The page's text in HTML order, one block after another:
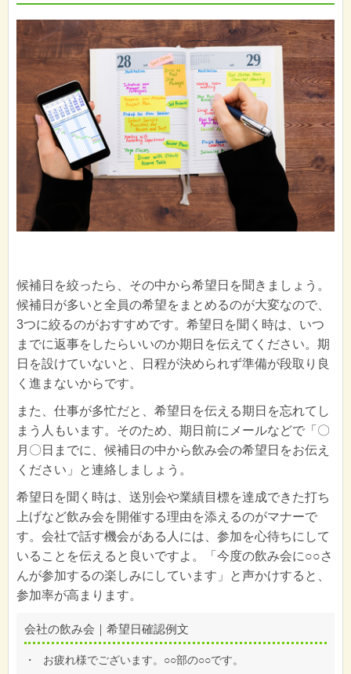
候補日を絞ったら、その中から希望日を聞きましょう。
候補日が多いと全員の希望をまとめるのが大変なので、
3つに絞るのがおすすめです。希望日を聞く時は、いつ
までに返事をしたらいいのか期日を伝えてください。期
日を設けていないと、日程が決められず準備が段取り良
く進まないからです。
また、仕事が多忙だと、希望日を伝える期日を忘れてし
まう人もいます。そのため、期日前にメールなどで「〇
月〇日までに、候補日の中から飲み会の希望日をお伝え
ください」と連絡しましょう。
希望日を聞く時は、送別会や業績目標を達成できた打ち
上げなど飲み会を開催する理由を添えるのがマナーで
す。会社で話す機会がある人には、参加を心待ちにして
いることを伝えると良いですよ。「今度の飲み会に○○さ
んが参加するの楽しみにしています」と声かけすると、
参加率が高まります。
会社の飲み会｜希望日確認例文
・
お疲れ様でございます。○○部の○○です。